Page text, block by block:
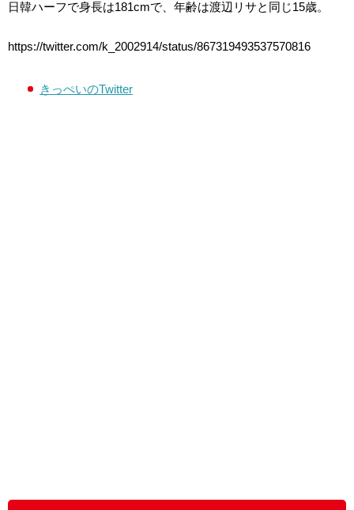
日韓ハーフで身長は181cmで、年齢は渡辺リサと同じ15歳。
https://twitter.com/k_2002914/status/867319493537570816
きっぺいのTwitter